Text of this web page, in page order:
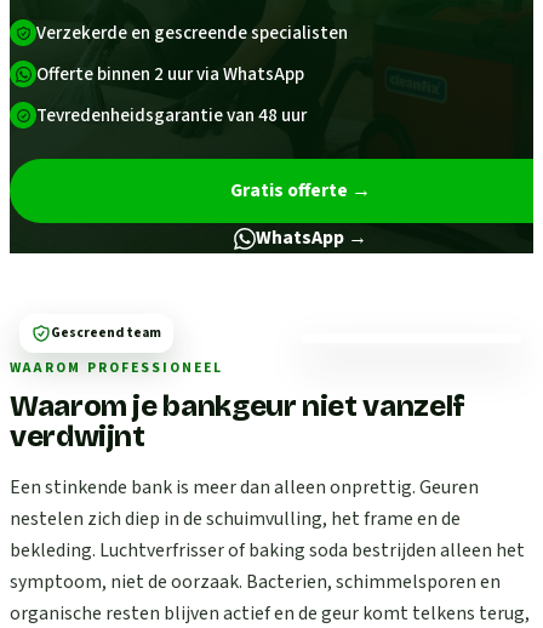
Verzekerde en gescreende specialisten
Offerte binnen 2 uur via WhatsApp
Tevredenheidsgarantie van 48 uur
Gratis offerte →
WhatsApp →
WAAROM PROFESSIONEEL
Waarom je bankgeur niet vanzelf
verdwijnt
Een stinkende bank is meer dan alleen onprettig. Geuren
nestelen zich diep in de schuimvulling, het frame en de
bekleding. Luchtverfrisser of baking soda bestrijden alleen het
symptoom, niet de oorzaak. Bacterien, schimmelsporen en
organische resten blijven actief en de geur komt telkens terug,
Gescreend team